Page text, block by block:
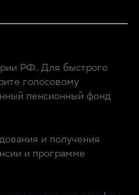
РФ. Для быстрого
голосовому
пенсионный фонд
и получения
и программе